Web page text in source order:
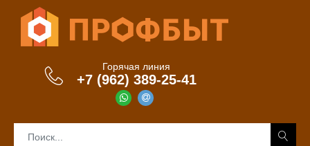
Горячая линия
+7 (962) 389-25-41